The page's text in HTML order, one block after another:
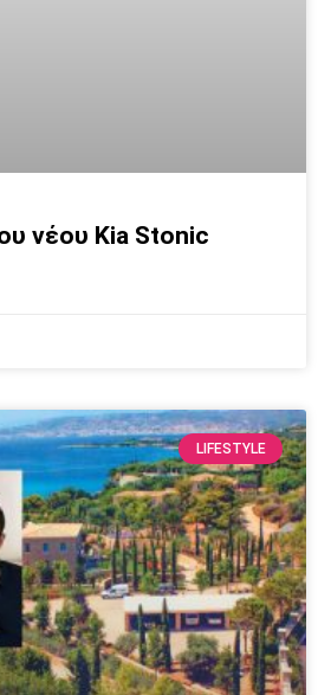
νέου Kia Stonic
LIFESTYLE